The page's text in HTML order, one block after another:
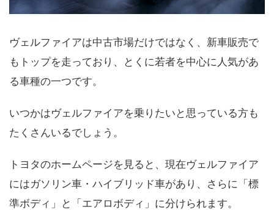
ヴェルファイアは中古市場だけではなく、新車販売で
もトップを走っており、とくに若者を中心に人気があ
る車種の一つです。
いつかはヴェルファイアを乗りたいと思っている方も
たくさんいるでしょう。
トヨタのホームページを見ると、現在ヴェルファイア
にはガソリン車・ハイブリッド車があり、さらに「標
準ボディ」と「エアロボディ」に分けられます。